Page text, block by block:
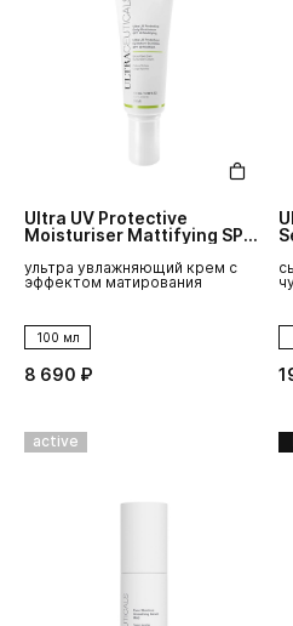
Ultra UV Protective
Moisturiser Mattifying SPF
ультра увлажняющий крем с
эффектом матирования
100 мл
8 690 ₽
active